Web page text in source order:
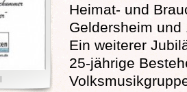
Heimat- und
Geldersheim und
Ein weiterer
25-jährige